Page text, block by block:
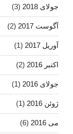
جولای 2018 (3)
آگوست 2017 (2)
آوریل 2017 (1)
اکتبر 2016 (2)
جولای 2016 (1)
ژوئن 2016 (1)
می 2016 (6)